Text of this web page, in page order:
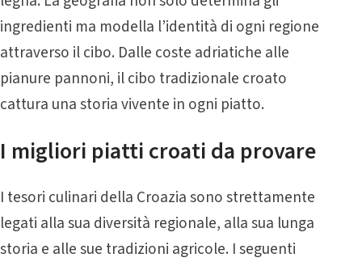
ingredienti ma modella l’identità di ogni regione
attraverso il cibo. Dalle coste adriatiche alle
pianure pannoni, il cibo tradizionale croato
cattura una storia vivente in ogni piatto.
I migliori piatti croati da provare
I tesori culinari della Croazia sono strettamente
legati alla sua diversità regionale, alla sua lunga
storia e alle sue tradizioni agricole. I seguenti